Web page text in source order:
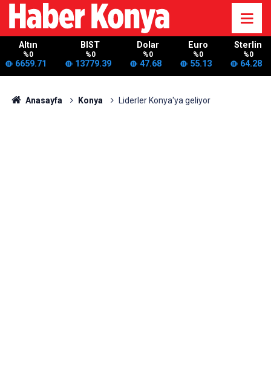
Altın
%0
6659.71
BIST
%0
13779.39
Dolar
%0
47.68
Euro
%0
55.13
Sterlin
%0
64.28
Anasayfa Konya Liderler Konya'ya geliyor